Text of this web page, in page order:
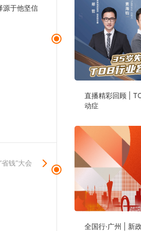
源于他坚信
钱”大会
直播精彩回顾 |
动症
全国行·广州 | 新